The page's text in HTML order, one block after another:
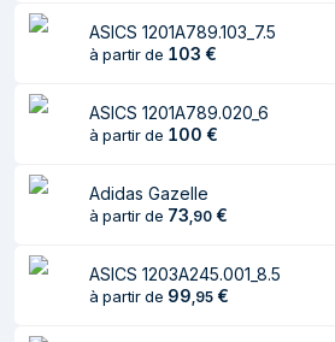
ASICS 1201A789.103_7.5
à partir de 103 €
ASICS 1201A789.020_6
à partir de 100 €
Adidas Gazelle
à partir de 73 90 €
ASICS 1203A245.001_8.5
à partir de 99 95 €